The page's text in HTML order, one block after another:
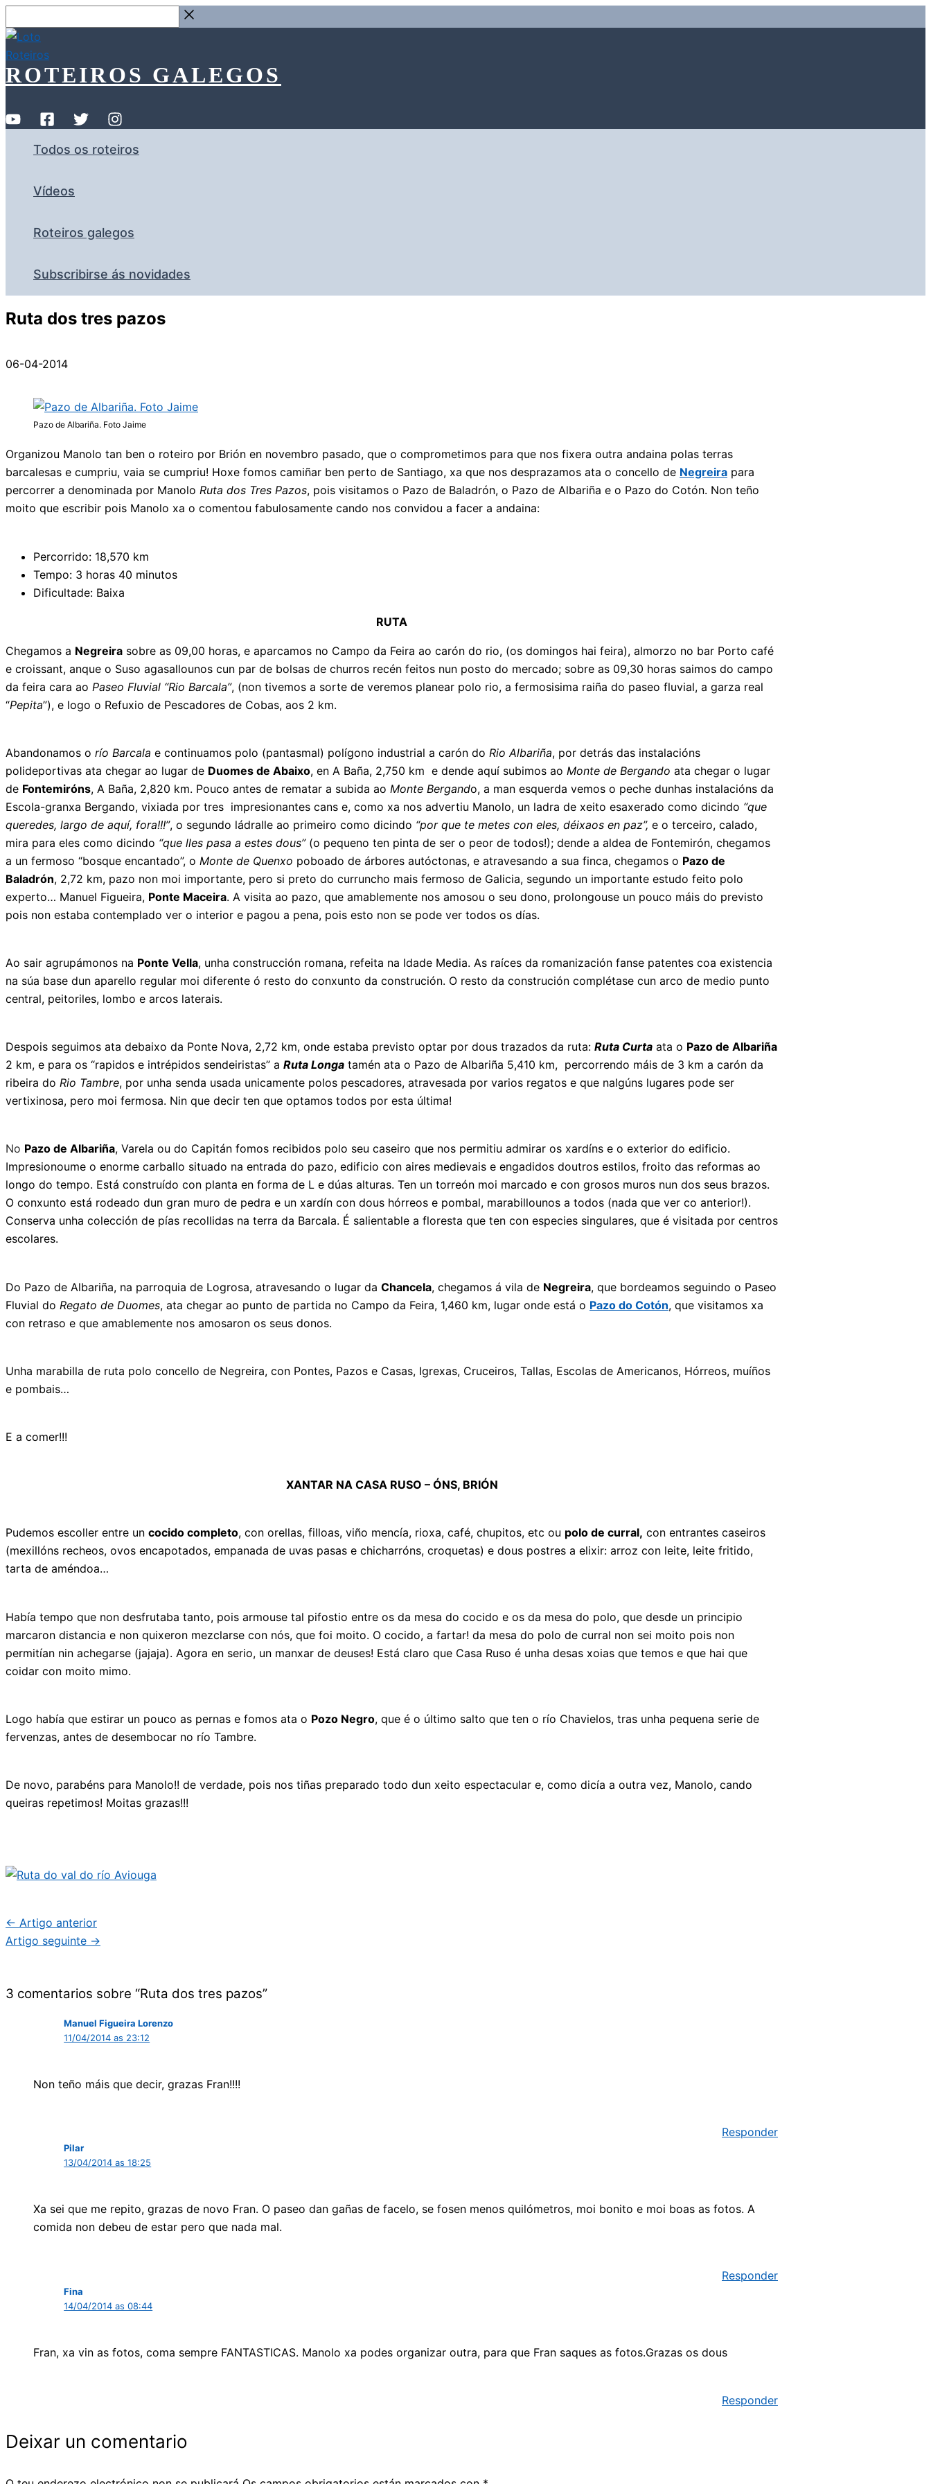
ao
contido
…
ROTEIROS GALEGOS
Todos os roteiros
Vídeos
Roteiros galegos
Subscribirse ás novidades
Ruta dos tres pazos
06-04-2014
Pazo de Albariña. Foto Jaime
Organizou Manolo tan ben o roteiro por Brión en novembro pasado, que o comprometimos para que nos fixera outra andaina polas terras
barcalesas e cumpriu, vaia se cumpriu! Hoxe fomos camiñar ben perto de Santiago, xa que nos desprazamos ata o concello de Negreira para
percorrer a denominada por Manolo Ruta dos Tres Pazos, pois visitamos o Pazo de Baladrón, o Pazo de Albariña e o Pazo do Cotón. Non teño
moito que escribir pois Manolo xa o comentou fabulosamente cando nos convidou a facer a andaina:
Percorrido: 18,570 km
Tempo: 3 horas 40 minutos
Dificultade: Baixa
RUTA
Chegamos a Negreira sobre as 09,00 horas, e aparcamos no Campo da Feira ao carón do rio, (os domingos hai feira), almorzo no bar Porto café
e croissant, anque o Suso agasallounos cun par de bolsas de churros recén feitos nun posto do mercado; sobre as 09,30 horas saimos do campo
da feira cara ao Paseo Fluvial “Rio Barcala”, (non tivemos a sorte de veremos planear polo rio, a fermosisima raiña do paseo fluvial, a garza real
“Pepita”), e logo o Refuxio de Pescadores de Cobas, aos 2 km.
Abandonamos o río Barcala e continuamos polo (pantasmal) polígono industrial a carón do Rio Albariña, por detrás das instalacións
polideportivas ata chegar ao lugar de Duomes de Abaixo, en A Baña, 2,750 km e dende aquí subimos ao Monte de Bergando ata chegar o lugar
de Fontemiróns, A Baña, 2,820 km. Pouco antes de rematar a subida ao Monte Bergando, a man esquerda vemos o peche dunhas instalacións da
Escola-granxa Bergando, vixiada por tres impresionantes cans e, como xa nos advertiu Manolo, un ladra de xeito esaxerado como dicindo “que
queredes, largo de aquí, fora!!!”, o segundo ládralle ao primeiro como dicindo “por que te metes con eles, déixaos en paz”, e o terceiro, calado,
mira para eles como dicindo “que lles pasa a estes dous” (o pequeno ten pinta de ser o peor de todos!); dende a aldea de Fontemirón, chegamos
a un fermoso “bosque encantado”, o Monte de Quenxo poboado de árbores autóctonas, e atravesando a sua finca, chegamos o Pazo de
Baladrón, 2,72 km, pazo non moi importante, pero si preto do curruncho mais fermoso de Galicia, segundo un importante estudo feito polo
experto… Manuel Figueira, Ponte Maceira. A visita ao pazo, que amablemente nos amosou o seu dono, prolongouse un pouco máis do previsto
pois non estaba contemplado ver o interior e pagou a pena, pois esto non se pode ver todos os días.
Ao sair agrupámonos na Ponte Vella, unha construcción romana, refeita na Idade Media. As raíces da romanización fanse patentes coa existencia
na súa base dun aparello regular moi diferente ó resto do conxunto da construción. O resto da construción complétase cun arco de medio punto
central, peitoriles, lombo e arcos laterais.
Despois seguimos ata debaixo da Ponte Nova, 2,72 km, onde estaba previsto optar por dous trazados da ruta: Ruta Curta ata o Pazo de Albariña
2 km, e para os “rapidos e intrépidos sendeiristas” a Ruta Longa tamén ata o Pazo de Albariña 5,410 km, percorrendo máis de 3 km a carón da
ribeira do Rio Tambre, por unha senda usada unicamente polos pescadores, atravesada por varios regatos e que nalgúns lugares pode ser
vertixinosa, pero moi fermosa. Nin que decir ten que optamos todos por esta última!
No Pazo de Albariña, Varela ou do Capitán fomos recibidos polo seu caseiro que nos permitiu admirar os xardíns e o exterior do edificio.
Impresionoume o enorme carballo situado na entrada do pazo, edificio con aires medievais e engadidos doutros estilos, froito das reformas ao
longo do tempo. Está construído con planta en forma de L e dúas alturas. Ten un torreón moi marcado e con grosos muros nun dos seus brazos.
O conxunto está rodeado dun gran muro de pedra e un xardín con dous hórreos e pombal, marabillounos a todos (nada que ver co anterior!).
Conserva unha colección de pías recollidas na terra da Barcala. É salientable a floresta que ten con especies singulares, que é visitada por centros
escolares.
Do Pazo de Albariña, na parroquia de Logrosa, atravesando o lugar da Chancela, chegamos á vila de Negreira, que bordeamos seguindo o Paseo
Fluvial do Regato de Duomes, ata chegar ao punto de partida no Campo da Feira, 1,460 km, lugar onde está o Pazo do Cotón, que visitamos xa
con retraso e que amablemente nos amosaron os seus donos.
Unha marabilla de ruta polo concello de Negreira, con Pontes, Pazos e Casas, Igrexas, Cruceiros, Tallas, Escolas de Americanos, Hórreos, muíños
e pombais…
E a comer!!!
XANTAR NA CASA RUSO – ÓNS, BRIÓN
Pudemos escoller entre un cocido completo, con orellas, filloas, viño mencía, rioxa, café, chupitos, etc ou polo de curral, con entrantes caseiros
(mexillóns recheos, ovos encapotados, empanada de uvas pasas e chicharróns, croquetas) e dous postres a elixir: arroz con leite, leite fritido,
tarta de améndoa…
Había tempo que non desfrutaba tanto, pois armouse tal pifostio entre os da mesa do cocido e os da mesa do polo, que desde un principio
marcaron distancia e non quixeron mezclarse con nós, que foi moito. O cocido, a fartar! da mesa do polo de curral non sei moito pois non
permitían nin achegarse (jajaja). Agora en serio, un manxar de deuses! Está claro que Casa Ruso é unha desas xoias que temos e que hai que
coidar con moito mimo.
Logo había que estirar un pouco as pernas e fomos ata o Pozo Negro, que é o último salto que ten o río Chavielos, tras unha pequena serie de
fervenzas, antes de desembocar no río Tambre.
De novo, parabéns para Manolo!! de verdade, pois nos tiñas preparado todo dun xeito espectacular e, como dicía a outra vez, Manolo, cando
queiras repetimos! Moitas grazas!!!
← Artigo anterior
Artigo seguinte →
3 comentarios sobre “Ruta dos tres pazos”
Manuel Figueira Lorenzo
11/04/2014 as 23:12
Non teño máis que decir, grazas Fran!!!!
Responder
Pilar
13/04/2014 as 18:25
Xa sei que me repito, grazas de novo Fran. O paseo dan gañas de facelo, se fosen menos quilómetros, moi bonito e moi boas as fotos. A
comida non debeu de estar pero que nada mal.
Responder
Fina
14/04/2014 as 08:44
Fran, xa vin as fotos, coma sempre FANTASTICAS. Manolo xa podes organizar outra, para que Fran saques as fotos.Grazas os dous
Responder
Deixar un comentario